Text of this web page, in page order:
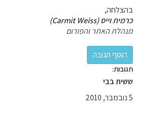
בהצלחה,
כרמית וייס (Carmit Weiss)
מנהלת האתר והפורום
תגובות:
ששית בבי
5 נובמבר, 2010